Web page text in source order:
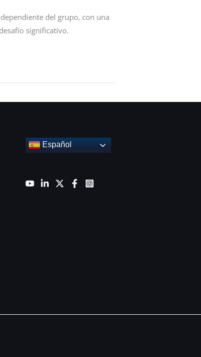
del grupo, con una
significativo.
Español